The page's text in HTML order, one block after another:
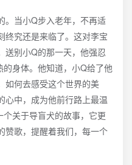
。当小Q步入老年，不再适
终究还是来临了。这对李宝
送别小Q的那一天，他强忍
身体。他知道，小Q给了他
如何去感受这个世界的美
心中，成为他前行路上最温
关于导盲犬的故事，它更
赞歌，提醒着我们，每一个